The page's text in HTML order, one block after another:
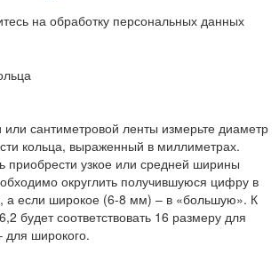
на обработку персональных данных
сантиметровой ленты измерьте диаметр
кольца, выраженный в миллиметрах.
приобрести узкое или средней ширины
округлить получившуюся цифру в
а если широкое (6-8 мм) – в «большую». К
будет соответствовать 16 размеру для
для широкого.